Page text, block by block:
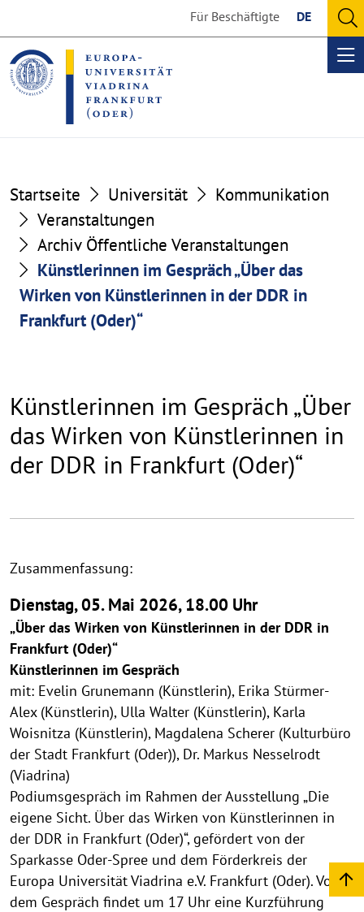
the
content
section
the
footer
section
Für Beschäftigte DE
Startseite Universität
Kommunikation
Veranstaltungen
Archiv Öffentliche Veranstaltungen
Künstlerinnen im Gespräch „Über das
Wirken von Künstlerinnen in der DDR in
Frankfurt (Oder)“
Künstlerinnen im Gespräch „Über
das Wirken von Künstlerinnen in
der DDR in Frankfurt (Oder)“
Zusammenfassung:
Dienstag, 05. Mai 2026, 18.00 Uhr
„Über das Wirken von Künstlerinnen in der DDR in
Frankfurt (Oder)“
Künstlerinnen im Gespräch
mit: Evelin Grunemann (Künstlerin), Erika Stürmer-
Alex (Künstlerin), Ulla Walter (Künstlerin), Karla
Woisnitza (Künstlerin), Magdalena Scherer (Kulturbüro
der Stadt Frankfurt (Oder)), Dr. Markus Nesselrodt
(Viadrina)
Podiumsgespräch im Rahmen der Ausstellung „Die
eigene Sicht. Über das Wirken von Künstlerinnen in
der DDR in Frankfurt (Oder)“, gefördert von der
Sparkasse Oder-Spree und dem Förderkreis der
Europa Universität Viadrina e.V. Frankfurt (Oder). Vor
dem Gespräch findet um 17 Uhr eine Kurzführung